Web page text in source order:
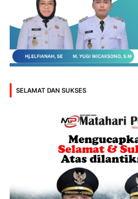
SELAMAT DAN SUKSES